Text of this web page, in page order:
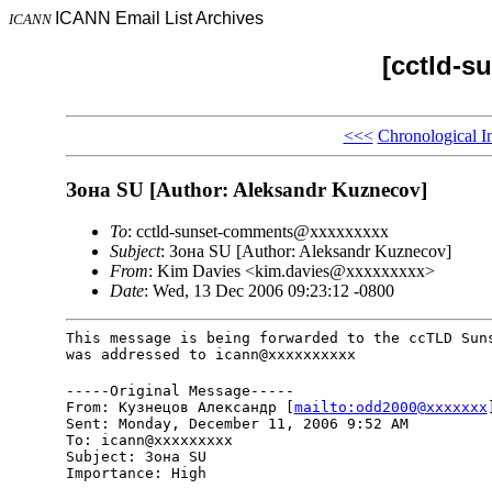
ICANN ICANN Email List Archives
[cctld-
<<< Chronological
Зона SU [Author: Aleksandr Kuznecov]
To: cctld-sunset-comments@xxxxxxxxx
Subject: Зона SU [Author: Aleksandr Kuznecov]
From: Kim Davies <kim.davies@xxxxxxxxx>
Date: Wed, 13 Dec 2006 09:23:12 -0800
This message is being forwarded to the ccTLD
was addressed to icann@xxxxxxxxxx
-----Original Message-----
From: Кузнецов Александр [ mailto:odd2000@xxxxxxx
Sent: Monday, December 11, 2006 9:52 AM
To: icann@xxxxxxxxx
Subject: Зона SU
Importance: High